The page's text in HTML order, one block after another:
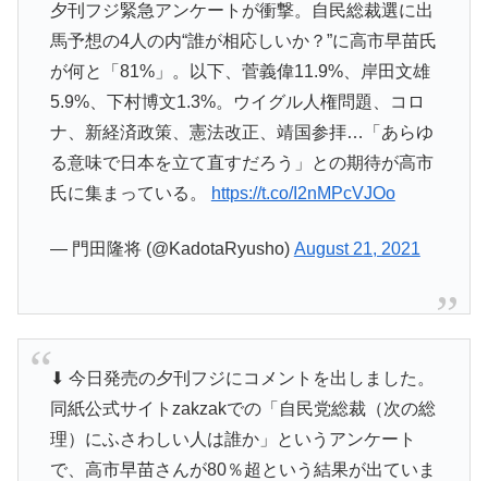
夕刊フジ緊急アンケートが衝撃。自民総裁選に出
馬予想の4人の内“誰が相応しいか？”に高市早苗氏
が何と「81%」。以下、菅義偉11.9%、岸田文雄
5.9%、下村博文1.3%。ウイグル人権問題、コロ
ナ、新経済政策、憲法改正、靖国参拝…「あらゆ
る意味で日本を立て直すだろう」との期待が高市
氏に集まっている。
https://t.co/I2nMPcVJOo
— 門田隆将 (@KadotaRyusho) August 21, 2021
⬇ 今日発売の夕刊フジにコメントを出しました。
同紙公式サイトzakzakでの「自民党総裁（次の総
理）にふさわしい人は誰か」というアンケート
で、高市早苗さんが80％超という結果が出ていま